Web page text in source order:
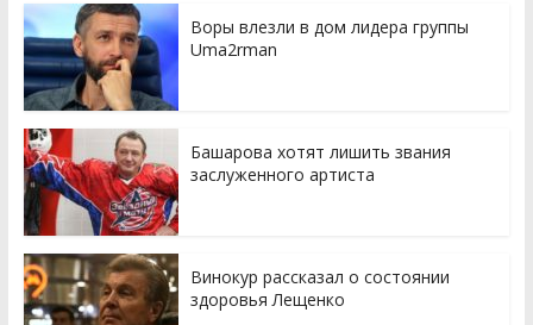
Воры влезли в дом лидера группы
Uma2rman
Башарова хотят лишить звания
заслуженного артиста
Винокур рассказал о состоянии
здоровья Лещенко